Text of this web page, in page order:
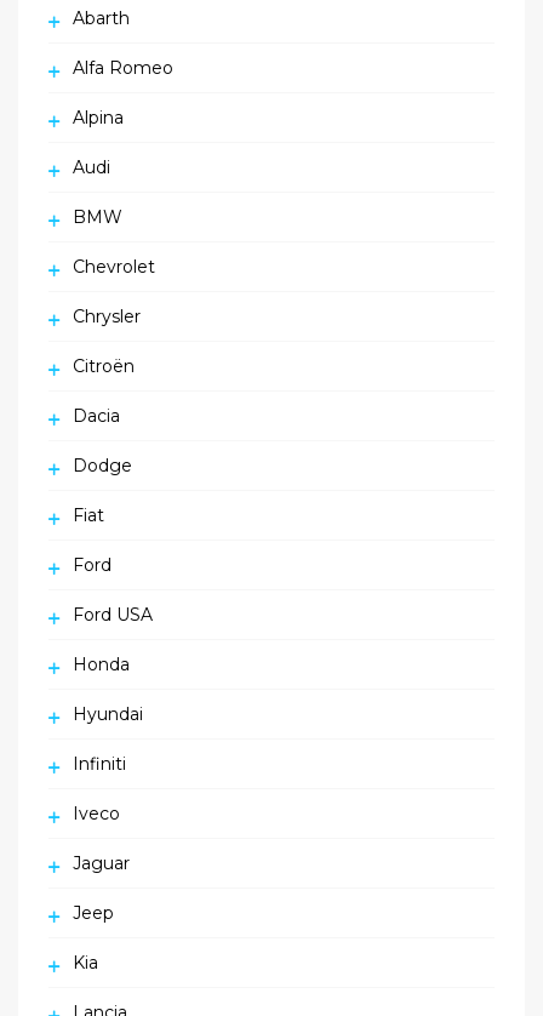
Abarth
Alfa Romeo
Alpina
Audi
BMW
Chevrolet
Chrysler
Citroën
Dacia
Dodge
Fiat
Ford
Ford USA
Honda
Hyundai
Infiniti
Iveco
Jaguar
Jeep
Kia